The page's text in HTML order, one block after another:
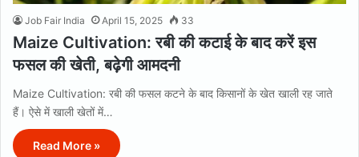
Job Fair India April 15, 2025 33
Maize Cultivation: रबी की कटाई के बाद करें इस
फसल की खेती, बढ़ेगी आमदनी
Maize Cultivation: रबी की फसल कटने के बाद किसानों के खेत खाली रह जाते
हैं। ऐसे में खाली खेतों में…
Read More »